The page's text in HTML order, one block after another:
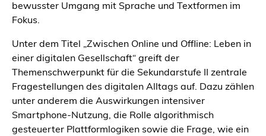
bewusster Umgang mit Sprache und Textformen im
Fokus.
Unter dem Titel „Zwischen Online und Offline: Leben in
einer digitalen Gesellschaft“ greift der
Themenschwerpunkt für die Sekundarstufe II zentrale
Fragestellungen des digitalen Alltags auf. Dazu zählen
unter anderem die Auswirkungen intensiver
Smartphone-Nutzung, die Rolle algorithmisch
gesteuerter Plattformlogiken sowie die Frage, wie ein